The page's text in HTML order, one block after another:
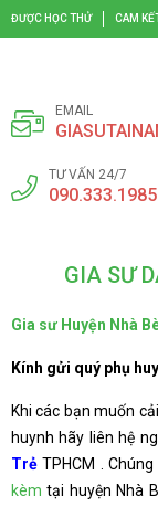
ĐƯỢC HỌC THỬ CAM
EMAIL
TƯ VẤN 24/7
GIA SƯ
Gia sư Huyện Nhà
Kính gửi quý phụ
Khi các bạn muốn
huynh hãy liên hệ
Trẻ TPHCM .
kèm tại huyện Nhà